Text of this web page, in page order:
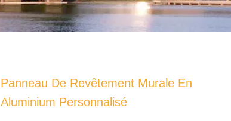
Panneau De Revêtement Murale En
Aluminium Personnalisé